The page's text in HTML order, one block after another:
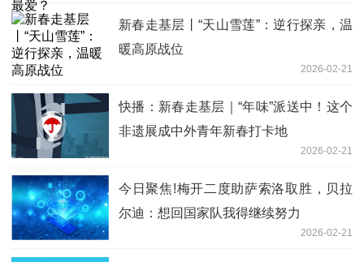
新春走基层丨“天山雪莲”：逆行探亲，温
暖高原战位
2026-02-21
快播：新春走基层｜“年味”派送中！这个
非遗展成中外青年新春打卡地
2026-02-21
今日聚焦!梅开二度助萨索洛取胜，贝拉
尔迪：想回国家队我得继续努力
2026-02-21